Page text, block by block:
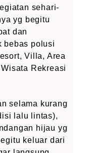
sehari-
yg begitu
dan
bebas polusi
Villa, Area
Rekreasi
selama kurang
lalu lintas),
hijau yg
keluar dari